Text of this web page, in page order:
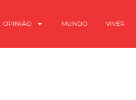
OPINIÃO MUNDO VIVER